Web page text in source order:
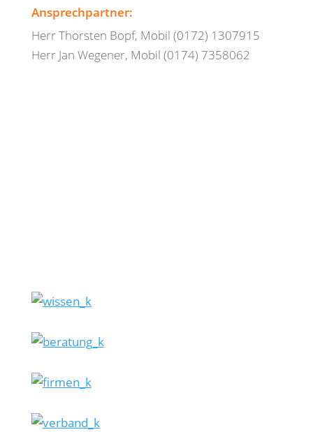
Ansprechpartner:
Herr Thorsten Bopf, Mobil (0172) 1307915
Herr Jan Wegener, Mobil (0174) 7358062